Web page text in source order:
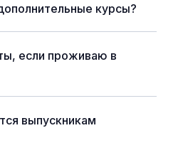
курсы?
если проживаю в
выпускникам